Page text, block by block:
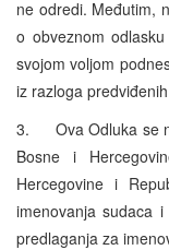
ne odredi. Međutim,
o obveznom
svojom voljom
iz razloga
3. Ova Odluka se
Bosne i
Hercegovine i
imenovanja sudaca
predlaganja za